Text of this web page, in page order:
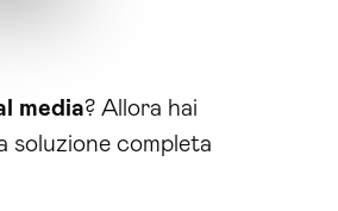
media? Allora hai
soluzione completa